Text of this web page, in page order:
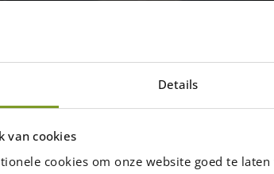
Details
van cookies
cookies om onze website goed te
€100 in maart is…
foto's ontvangen en wat wonen we